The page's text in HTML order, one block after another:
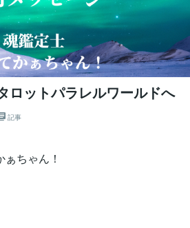
ロットパラレルワールドへ
記事
ちゃん！